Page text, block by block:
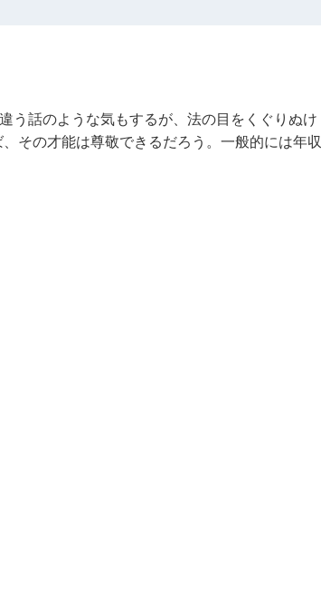
う話のような気もするが、法の目をくぐりぬけ
その才能は尊敬できるだろう。一般的には年収